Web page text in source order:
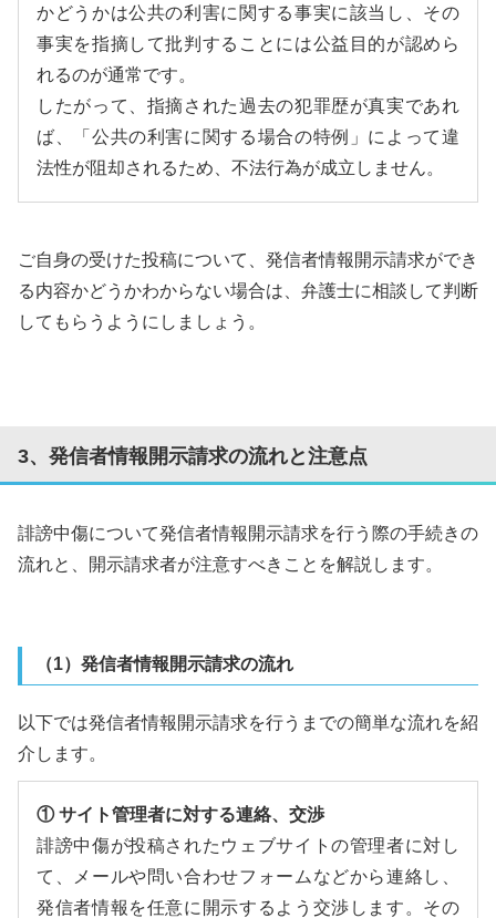
かどうかは公共の利害に関する事実に該当し、その
事実を指摘して批判することには公益目的が認めら
れるのが通常です。
したがって、指摘された過去の犯罪歴が真実であれ
ば、「公共の利害に関する場合の特例」によって違
法性が阻却されるため、不法行為が成立しません。
ご自身の受けた投稿について、発信者情報開示請求ができ
る内容かどうかわからない場合は、弁護士に相談して判断
してもらうようにしましょう。
3、発信者情報開示請求の流れと注意点
誹謗中傷について発信者情報開示請求を行う際の手続きの
流れと、開示請求者が注意すべきことを解説します。
（1）発信者情報開示請求の流れ
以下では発信者情報開示請求を行うまでの簡単な流れを紹
介します。
① サイト管理者に対する連絡、交渉
誹謗中傷が投稿されたウェブサイトの管理者に対し
て、メールや問い合わせフォームなどから連絡し、
発信者情報を任意に開示するよう交渉します。その